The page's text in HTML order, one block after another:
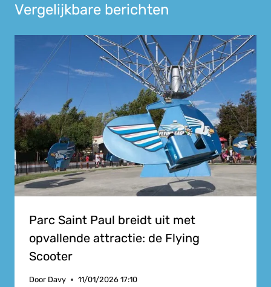
Vergelijkbare berichten
Parc Saint Paul breidt uit met
opvallende attractie: de Flying
Scooter
Door Davy 11/01/2026 17:10